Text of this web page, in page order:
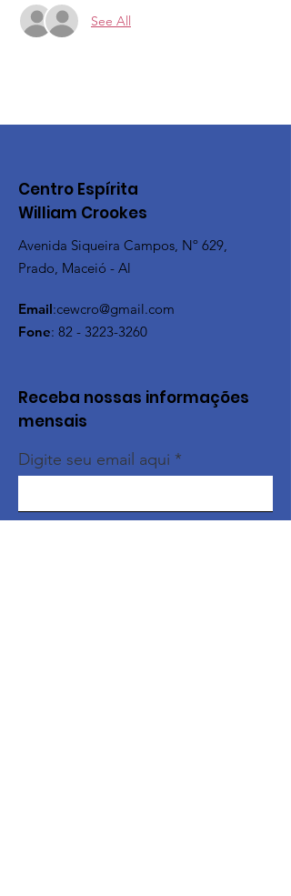
See All
Centro Espírita
William Crookes
Avenida Siqueira Campos, Nº 629,
Prado, Maceió - Al
Email:cewcro@gmail.com
Fone: 82 - 3223-3260
Receba nossas informações
mensais
Digite seu email aqui